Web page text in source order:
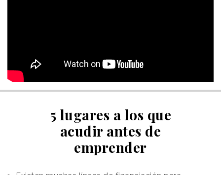
5 lugares a los que
acudir antes de
emprender